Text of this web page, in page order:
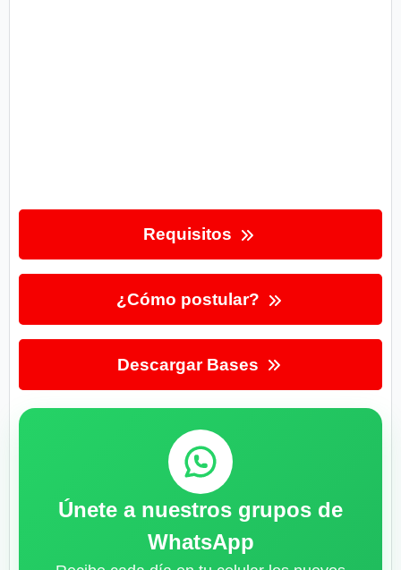
Requisitos
¿Cómo postular?
Descargar Bases
Únete a nuestros grupos de
WhatsApp